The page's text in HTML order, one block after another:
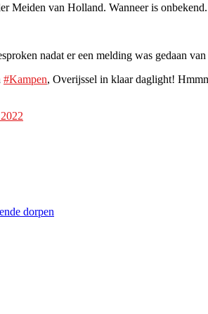
Meiden van Holland. Wanneer is onbekend.
nadat er een melding was gedaan
#Kampen, Overijssel in klaar daglight!
dorpen